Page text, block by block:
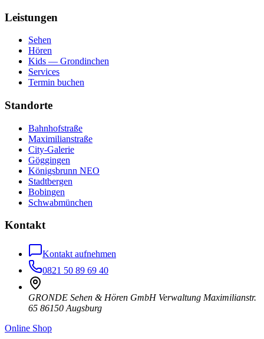
Leistungen
Sehen
Hören
Kids — Grondinchen
Services
Termin buchen
Standorte
Bahnhofstraße
Maximilianstraße
City-Galerie
Göggingen
Königsbrunn NEO
Stadtbergen
Bobingen
Schwabmünchen
Kontakt
Kontakt aufnehmen
0821 50 89 69 40
GRONDE Sehen & Hören GmbH Verwaltung Maximilianstr.
65 86150 Augsburg
Online Shop